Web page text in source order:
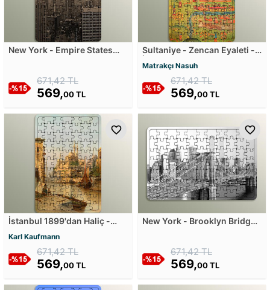
New York - Empire States
671,42 TL
569,00 TL
Sultaniye - Zencan Eyaleti -
Matrakçı Nasuh
671,42 TL
569,00 TL
İstanbul 1899'dan Haliç -
Partie aus Istanbul 1899
Ahşap Puzzle
Karl Kaufmann
671,42 TL
569,00 TL
New York - Brooklyn Bridge -
671,42 TL
569,00 TL